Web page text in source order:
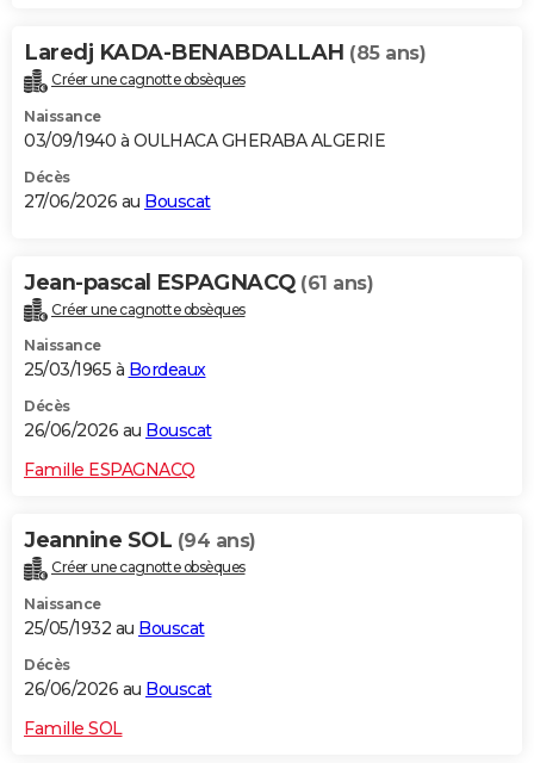
Laredj KADA-BENABDALLAH (85 ans)
Créer une cagnotte obsèques
Naissance
03/09/1940 à OULHACA GHERABA ALGERIE
Décès
27/06/2026 au Bouscat
Jean-pascal ESPAGNACQ (61 ans)
Créer une cagnotte obsèques
Naissance
25/03/1965 à Bordeaux
Décès
26/06/2026 au Bouscat
Famille ESPAGNACQ
Jeannine SOL (94 ans)
Créer une cagnotte obsèques
Naissance
25/05/1932 au Bouscat
Décès
26/06/2026 au Bouscat
Famille SOL